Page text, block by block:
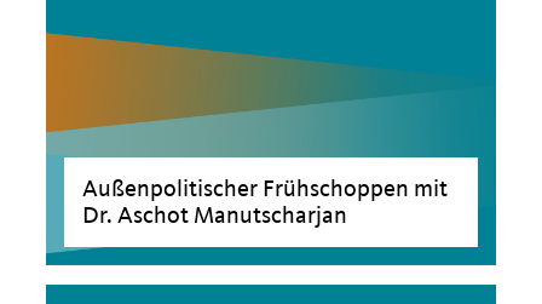
Außenpolitischer Frühschoppen mit
Dr. Aschot Manutscharjan